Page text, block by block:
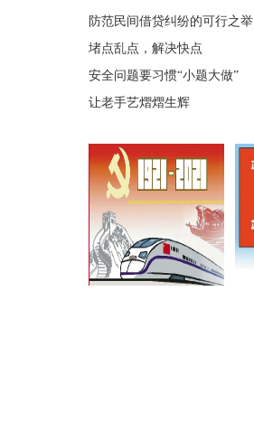
防范民间借贷纠纷的可行之举
堵点乱点，解决快点
安全问题要习惯“小题大做”
让老手艺熠熠生辉